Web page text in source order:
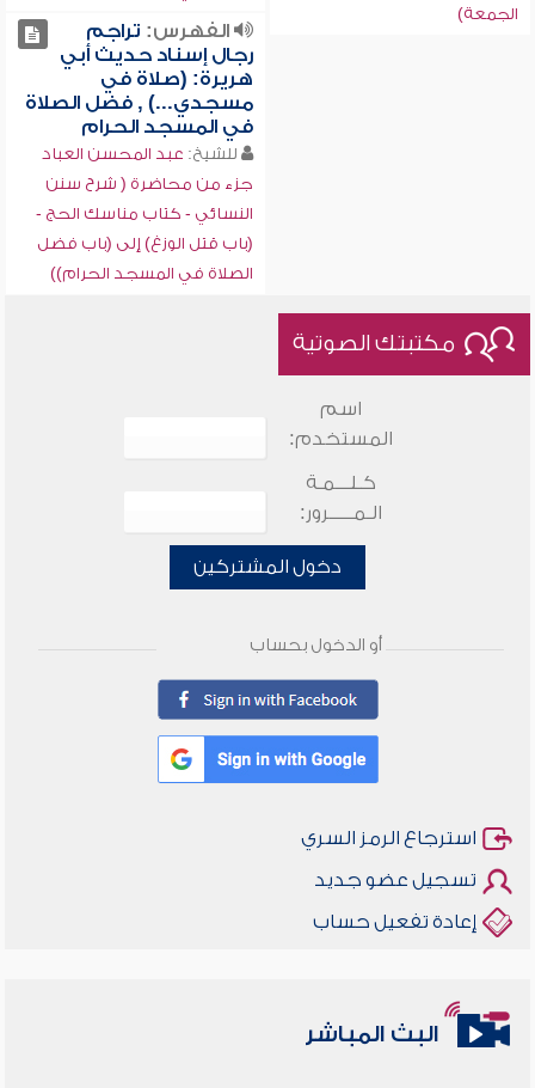
الجمعة)
الفهرس: تراجم
رجال إسناد حديث أبي
هريرة: (صلاة في
مسجدي...) , فضل الصلاة
في المسجد الحرام
للشيخ: عبد المحسن العباد
جزء من محاضرة ( شرح سنن
النسائي - كتاب مناسك الحج -
(باب قتل الوزغ) إلى (باب فضل
الصلاة في المسجد الحرام))
مكتبتك الصوتية
اسم
المستخدم:
كـلـــمـة
الـمـــــرور:
دخول المشتركين
أو الدخول بحساب
استرجاع الرمز السري
تسجيل عضو جديد
إعادة تفعيل حساب
البث المباشر